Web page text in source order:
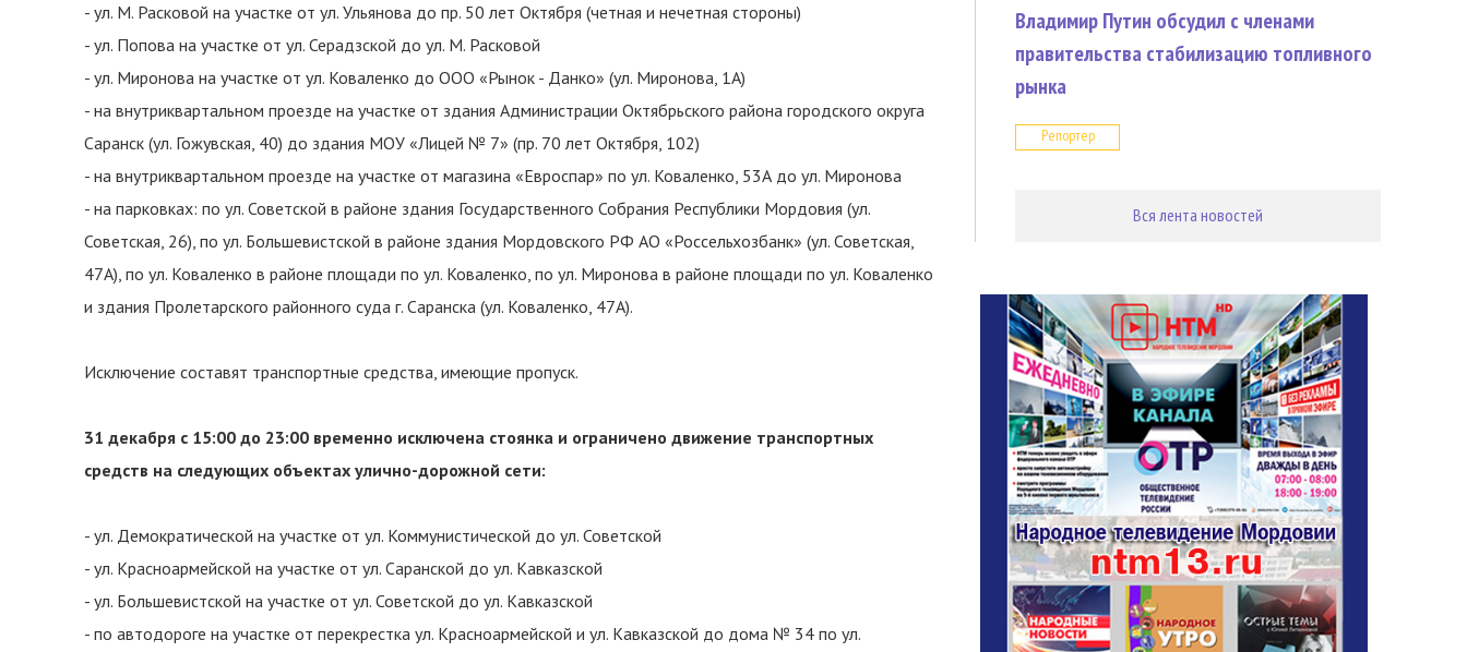
- ул. М. Расковой на участке от ул. Ульянова до пр. 50 лет Октября (четная и нечетная стороны)
- ул. Попова на участке от ул. Серадзской до ул. М. Расковой
- ул. Миронова на участке от ул. Коваленко до ООО «Рынок - Данко» (ул. Миронова, 1А)
- на внутриквартальном проезде на участке от здания Администрации Октябрьского района городского округа
Саранск (ул. Гожувская, 40) до здания МОУ «Лицей № 7» (пр. 70 лет Октября, 102)
- на внутриквартальном проезде на участке от магазина «Евроспар» по ул. Коваленко, 53А до ул. Миронова
- на парковках: по ул. Советской в районе здания Государственного Собрания Республики Мордовия (ул.
Советская, 26), по ул. Большевистской в районе здания Мордовского РФ АО «Россельхозбанк» (ул. Советская,
47А), по ул. Коваленко в районе площади по ул. Коваленко, по ул. Миронова в районе площади по ул. Коваленко
и здания Пролетарского районного суда г. Саранска (ул. Коваленко, 47А).
Исключение составят транспортные средства, имеющие пропуск.
31 декабря с 15:00 до 23:00 временно исключена стоянка и ограничено движение транспортных
средств на следующих объектах улично-дорожной сети:
- ул. Демократической на участке от ул. Коммунистической до ул. Советской
- ул. Красноармейской на участке от ул. Саранской до ул. Кавказской
- ул. Большевистской на участке от ул. Советской до ул. Кавказской
- по автодороге на участке от перекрестка ул. Красноармейской и ул. Кавказской до дома № 34 по ул.
Владимир Путин обсудил с членами
правительства стабилизацию топливного
рынка
Репортер
Вся лента новостей